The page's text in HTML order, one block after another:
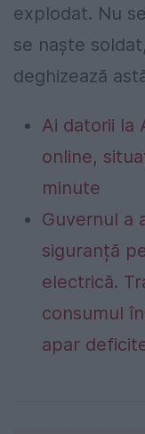
explodat. Nu
se naște
deghizează
Ai datorii la
online,
minute
Guvernul a
siguranță
electrică.
consumul
apar